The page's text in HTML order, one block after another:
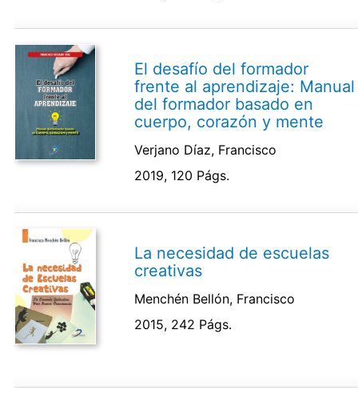
El desafío del formador
frente al aprendizaje: Manual
del formador basado en
cuerpo, corazón y mente
Verjano Díaz, Francisco
2019, 120 Págs.
La necesidad de escuelas
creativas
Menchén Bellón, Francisco
2015, 242 Págs.